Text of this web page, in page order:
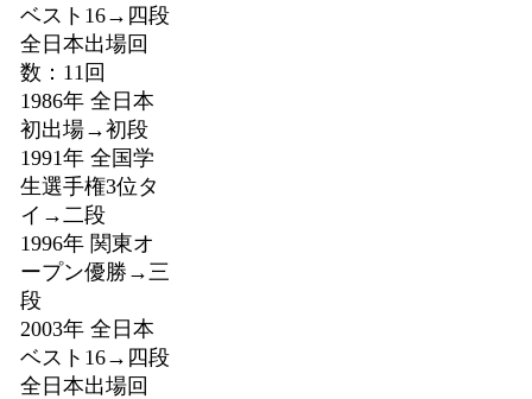
ベスト16→四段
全日本出場回
数：11回
1986年 全日本
初出場→初段
1991年 全国学
生選手権3位タ
イ→二段
1996年 関東オ
ープン優勝→三
段
2003年 全日本
ベスト16→四段
全日本出場回